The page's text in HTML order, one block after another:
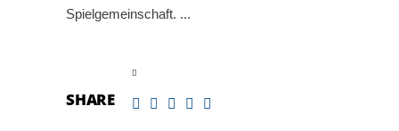
Spielgemeinschaft.
SHARE